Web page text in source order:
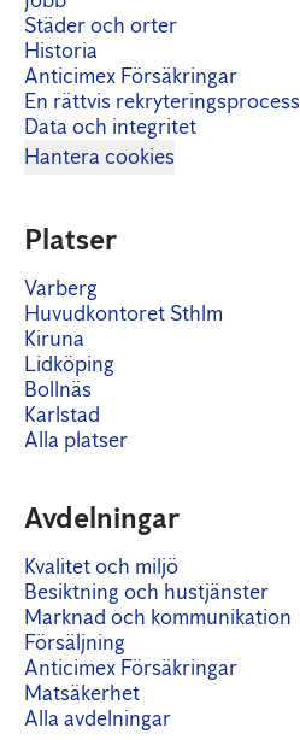
Städer och orter
Historia
Anticimex Försäkringar
En rättvis rekryteringsprocess
Data och integritet
Hantera cookies
Platser
Varberg
Huvudkontoret Sthlm
Kiruna
Lidköping
Bollnäs
Karlstad
Alla platser
Avdelningar
Kvalitet och miljö
Besiktning och hustjänster
Marknad och kommunikation
Försäljning
Anticimex Försäkringar
Matsäkerhet
Alla avdelningar